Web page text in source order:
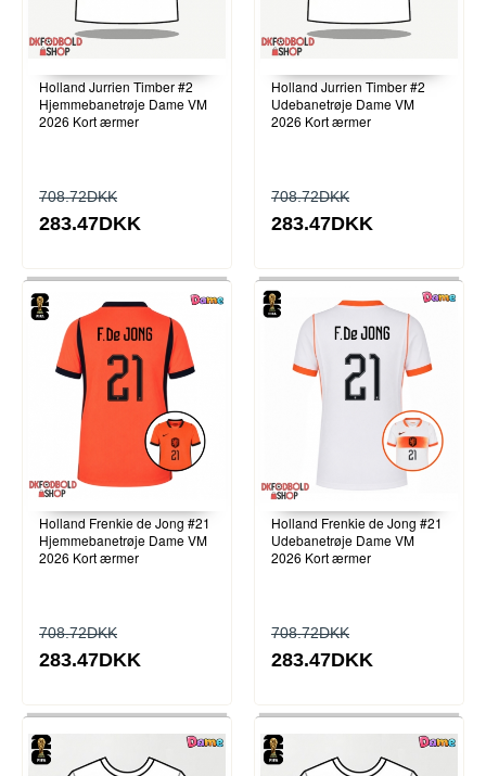
Holland Jurrien Timber #2
Hjemmebanetrøje Dame VM
2026 Kort ærmer
708.72DKK
283.47DKK
Holland Jurrien Timber #2
Udebanetrøje Dame VM
2026 Kort ærmer
708.72DKK
283.47DKK
Holland Frenkie de Jong #21
Hjemmebanetrøje Dame VM
2026 Kort ærmer
708.72DKK
283.47DKK
Holland Frenkie de Jong #21
Udebanetrøje Dame VM
2026 Kort ærmer
708.72DKK
283.47DKK